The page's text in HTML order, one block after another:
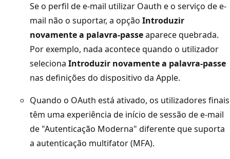
Se o perfil de e-mail utilizar Oauth e o serviço de e-
mail não o suportar, a opção Introduzir
novamente a palavra-passeaparece quebrada.
Por exemplo, nada acontece quando o utilizador
seleciona Introduzir novamente a palavra-passe
nas definições do dispositivo da Apple.
Quando o OAuth está ativado, os utilizadores finais
têm uma experiência de início de sessão de e-mail
de "Autenticação Moderna" diferente que suporta
a autenticação multifator (MFA).